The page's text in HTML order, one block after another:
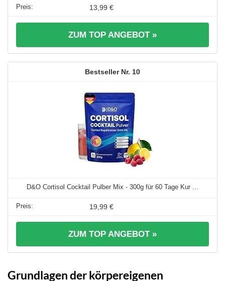
13,99 €
ZUM TOP ANGEBOT »
10
D&O Cortisol Cocktail Pulber Mix - 300g für 60 Tage Kur ...
19,99 €
ZUM TOP ANGEBOT »
Grundlagen der körpereigenen